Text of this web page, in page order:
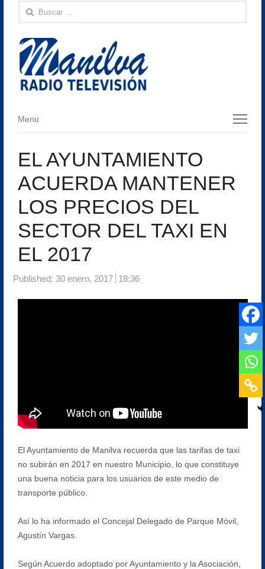
Buscar:
Menu
Menu
EL AYUNTAMIENTO
ACUERDA MANTENER
LOS PRECIOS DEL
SECTOR DEL TAXI EN
EL 2017
Published: 30 enero, 2017 18:36
El Ayuntamiento de Manilva recuerda que las tarifas de taxi
no subirán en 2017 en nuestro Municipio, lo que constituye
una buena noticia para los usuarios de este medio de
transporte público.
Así lo ha informado el Concejal Delegado de Parque Móvil,
Agustín Vargas.
Según Acuerdo adoptado por Ayuntamiento y la Asociación,